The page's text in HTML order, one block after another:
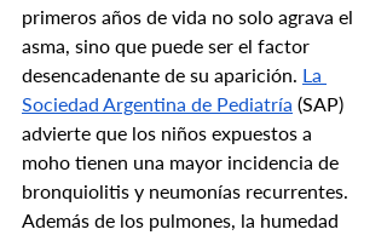
primeros años de vida no solo agrava el
asma, sino que puede ser el factor
desencadenante de su aparición. La
Sociedad Argentina de Pediatría (SAP)
advierte que los niños expuestos a
moho tienen una mayor incidencia de
bronquiolitis y neumonías recurrentes.
Además de los pulmones, la humedad